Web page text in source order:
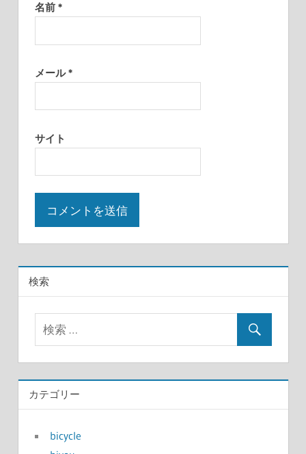
名前 *
メール*
サイト
検索
カテゴリー
bicycle